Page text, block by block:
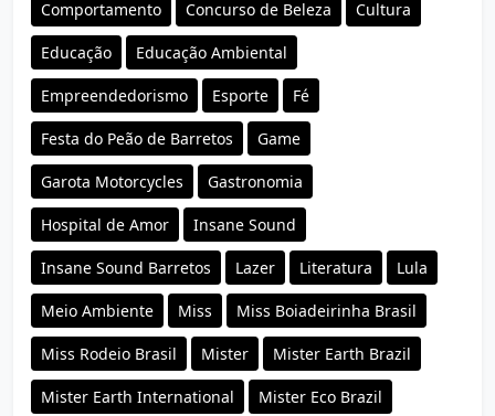
Comportamento Concurso de Beleza Cultura
Educação Educação Ambiental
Empreendedorismo Esporte Fé
Festa do Peão de Barretos Game
Garota Motorcycles Gastronomia
Hospital de Amor Insane Sound
Insane Sound Barretos Lazer Literatura Lula
Meio Ambiente Miss Miss Boiadeirinha Brasil
Miss Rodeio Brasil Mister Mister Earth Brazil
Mister Earth International Mister Eco Brazil